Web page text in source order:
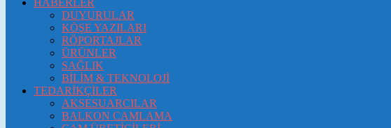
HABERLER
DUYURULAR
KÖŞE YAZILARI
RÖPORTAJLAR
ÜRÜNLER
SAĞLIK
BİLİM & TEKNOLOJİ
TEDARİKÇİLER
AKSESUARCILAR
BALKON CAMLAMA